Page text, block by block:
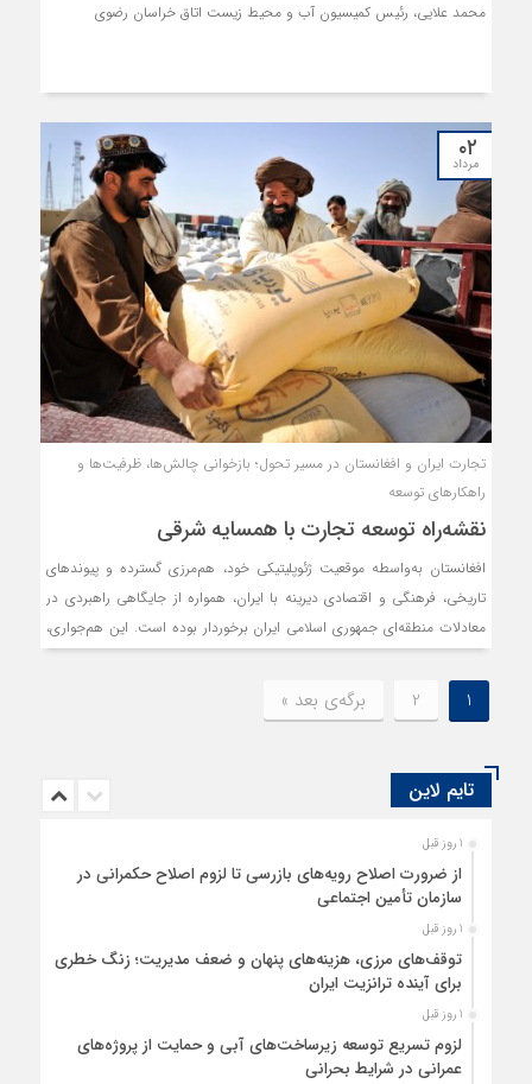
محمد علایی، رئیس کمیسیون آب و محیط زیست اتاق خراسان رضوی
۰۲
مرداد
تجارت ایران و افغانستان در مسیر تحول؛ بازخوانی چالش‌ها، ظرفیت‌ها و
راهکارهای توسعه
نقشه‌راه توسعه تجارت با همسایه شرقی
افغانستان به‌واسطه موقعیت ژئوپلیتیکی خود، هم‌مرزی گسترده و پیوندهای
تاریخی، فرهنگی و اقتصادی دیرینه با ایران، همواره از جایگاهی راهبردی در
معادلات منطقه‌ای جمهوری اسلامی ایران برخوردار بوده است. این هم‌جواری،
عنوان کانون اصلی تعاملات تجاری ایران با افغانستان، نقش دروازه اقتصادی
کشور به شرق را ایفا می‌کند. از سوی دیگر، ایران نیز در دهه‌های گذشته یکی از
در اختیار داشته است.
1
2 برگه‌ی بعد »
تایم لاین
1 روز قبل
از ضرورت اصلاح رویه‌های بازرسی تا لزوم اصلاح حکمرانی در
سازمان تأمین اجتماعی
1 روز قبل
توقف‌های مرزی، هزینه‌های پنهان و ضعف مدیریت؛ زنگ خطری
برای آینده ترانزیت ایران
1 روز قبل
لزوم تسریع توسعه زیرساخت‌های آبی و حمایت از پروژه‌های
عمرانی در شرایط بحرانی